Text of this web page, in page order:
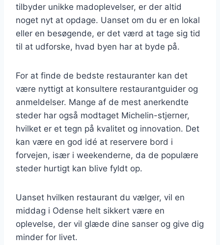
tilbyder unikke madoplevelser, er der altid
noget nyt at opdage. Uanset om du er en lokal
eller en besøgende, er det værd at tage sig tid
til at udforske, hvad byen har at byde på.
For at finde de bedste restauranter kan det
være nyttigt at konsultere restaurantguider og
anmeldelser. Mange af de mest anerkendte
steder har også modtaget Michelin-stjerner,
hvilket er et tegn på kvalitet og innovation. Det
kan være en god idé at reservere bord i
forvejen, især i weekenderne, da de populære
steder hurtigt kan blive fyldt op.
Uanset hvilken restaurant du vælger, vil en
middag i Odense helt sikkert være en
oplevelse, der vil glæde dine sanser og give dig
minder for livet.